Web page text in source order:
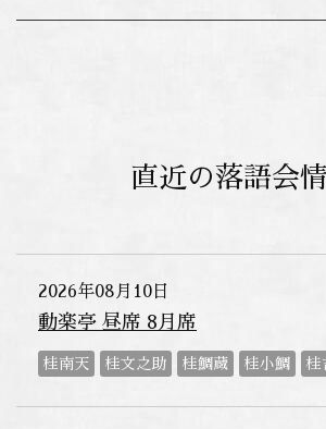
直近の落語会
2026年08月10日
動楽亭 昼席 8月席
桂南天 桂文之助 桂鯛蔵 桂小鯛 桂